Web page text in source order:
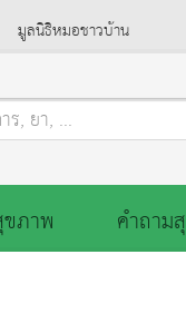
มูลนิธิหมอชาวบ้าน
ร, ยา, ...
ภาพ
คำถาม